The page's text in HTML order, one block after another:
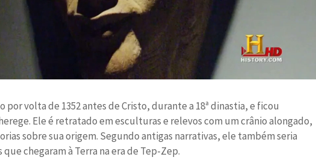
por volta de 1352 antes de Cristo, durante a 18ª dinastia, e ficou
Ele é retratado em esculturas e relevos com um crânio alongado,
sobre sua origem. Segundo antigas narrativas, ele também seria
chegaram à Terra na era de Tep-Zep.